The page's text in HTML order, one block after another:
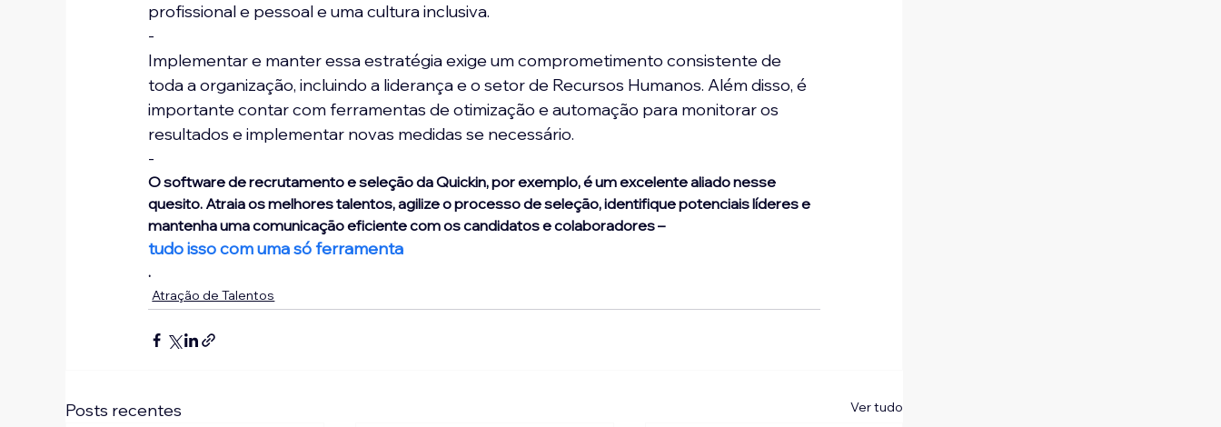
profissional e pessoal e uma cultura inclusiva.
-
Implementar e manter essa estratégia exige um comprometimento consistente de
toda a organização, incluindo a liderança e o setor de Recursos Humanos. Além disso, é
importante contar com ferramentas de otimização e automação para monitorar os
resultados e implementar novas medidas se necessário.
-
O software de recrutamento e seleção da Quickin, por exemplo, é um excelente aliado nesse
quesito. Atraia os melhores talentos, agilize o processo de seleção, identifique potenciais líderes e
mantenha uma comunicação eficiente com os candidatos e colaboradores –
tudo isso com uma só ferramenta
.
Atração de Talentos
Posts recentes Ver tudo